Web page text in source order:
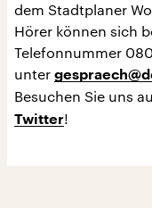
dem Stadtplaner
Hörer können sich
Telefonnummer
unter
Besuchen Sie uns
Twitter!